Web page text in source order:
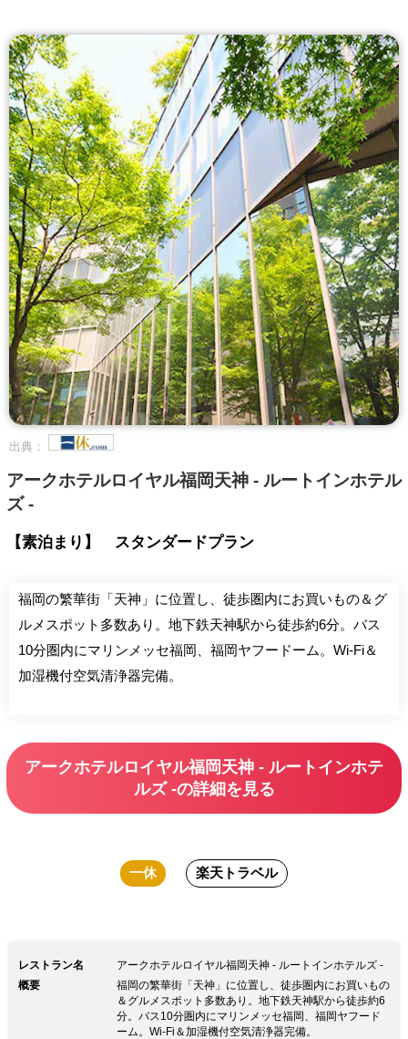
出典：
アークホテルロイヤル福岡天神 - ルートインホテル
ズ -
【素泊まり】 スタンダードプラン
福岡の繁華街「天神」に位置し、徒歩圏内にお買いもの＆グ
ルメスポット多数あり。地下鉄天神駅から徒歩約6分。バス
10分圏内にマリンメッセ福岡、福岡ヤフードーム。Wi-Fi＆
加湿機付空気清浄器完備。
アークホテルロイヤル福岡天神 - ルートインホテ
ルズ -の詳細を見る
一休 楽天トラベル
レストラン名
アークホテルロイヤル福岡天神 - ルートインホテルズ -
概要
福岡の繁華街「天神」に位置し、徒歩圏内にお買いもの
＆グルメスポット多数あり。地下鉄天神駅から徒歩約6
分。バス10分圏内にマリンメッセ福岡、福岡ヤフード
ーム。Wi-Fi＆加湿機付空気清浄器完備。